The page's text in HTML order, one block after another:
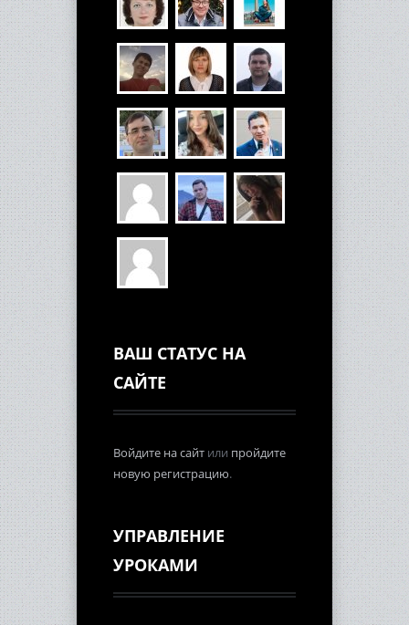
ВАШ СТАТУС НА
САЙТЕ
Войдите на сайт или пройдите
новую регистрацию.
УПРАВЛЕНИЕ
УРОКАМИ